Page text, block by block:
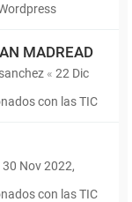
MADREAD
« 22 Dic
con las TIC
30 Nov 2022,
con las TIC